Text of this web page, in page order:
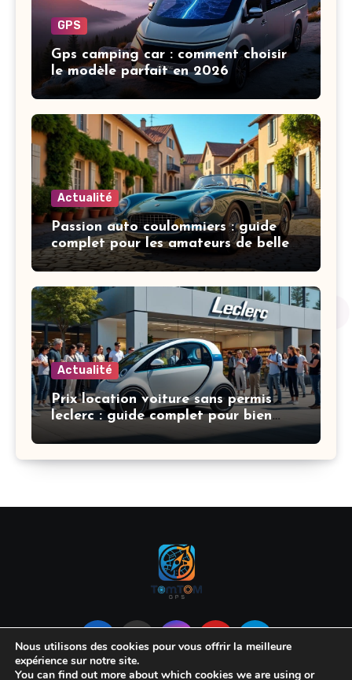
GPS
Gps camping car : comment choisir
le modèle parfait en 2026
Actualité
Passion auto coulommiers : guide
complet pour les amateurs de belles
mécaniques
Actualité
Prix location voiture sans permis
leclerc : guide complet pour bien
choisir et économiser
Nous utilisons des cookies pour vous offrir la meilleure
expérience sur notre site.
You can find out more about which cookies we are using or